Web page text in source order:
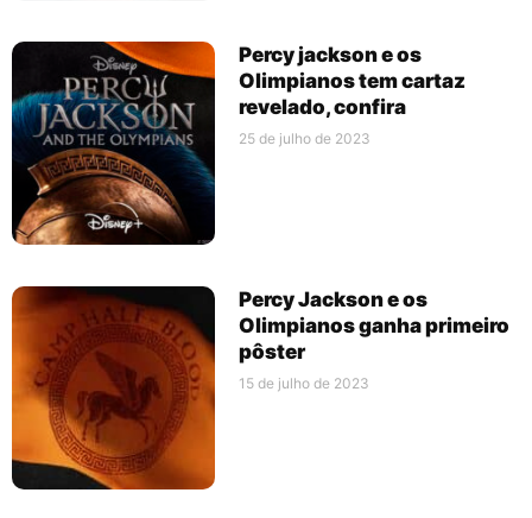
Percy jackson e os
Olimpianos tem cartaz
revelado, confira
25 de julho de 2023
Percy Jackson e os
Olimpianos ganha primeiro
pôster
15 de julho de 2023